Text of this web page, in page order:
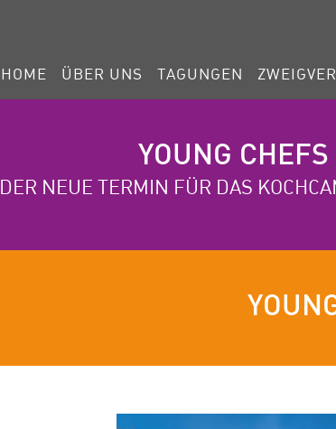
HOME ÜBER UNS TAGUNGEN
YOUNG
DER NEUE TERMIN FÜR DAS